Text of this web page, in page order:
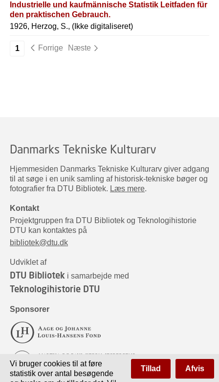
Industrielle und kaufmännische Statistik Leitfaden für
den praktischen Gebrauch.
1926, Herzog, S., (Ikke digitaliseret)
1 Forrige Næste
Danmarks Tekniske Kulturarv
Hjemmesiden Danmarks Tekniske Kulturarv giver adgang
til at søge i en unik samling af historisk-tekniske bøger og
fotografier fra DTU Bibliotek. Læs mere.
Kontakt
Projektgruppen fra DTU Bibliotek og Teknologihistorie
DTU kan kontaktes på
bibliotek@dtu.dk
Udviklet af
DTU Bibliotek i samarbejde med
Teknologihistorie DTU
Sponsorer
Vi bruger cookies til at føre
statistik over antal besøgende
Tillad Afvis